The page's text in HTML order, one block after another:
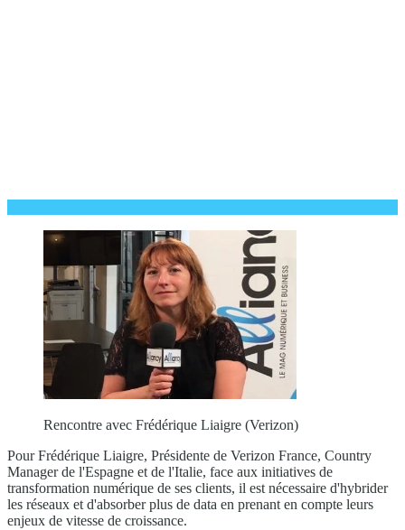
Rencontre avec Frédérique Liaigre (Verizon)
Pour Frédérique Liaigre, Présidente de Verizon France, Country
Manager de l'Espagne et de l'Italie, face aux initiatives de
transformation numérique de ses clients, il est nécessaire d'hybrider
les réseaux et d'absorber plus de data en prenant en compte leurs
enjeux de vitesse de croissance.